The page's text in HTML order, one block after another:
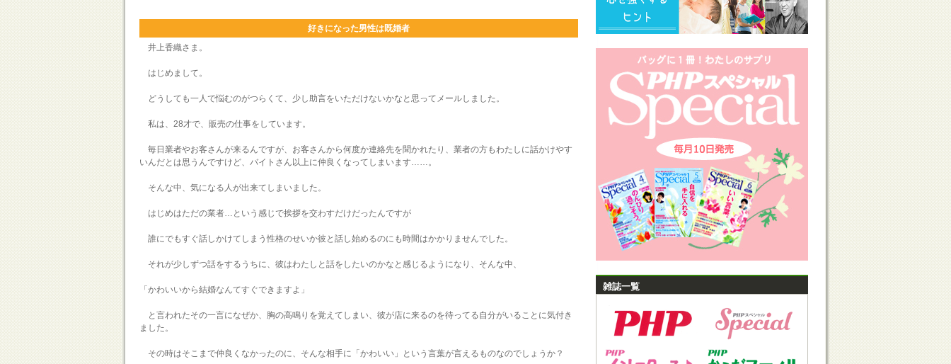
好きになった男性は既婚者
井上香織さま。
はじめまして。
どうしても一人で悩むのがつらくて、少し助言をいただけないかなと思ってメールしました。
私は、28才で、販売の仕事をしています。
毎日業者やお客さんが来るんですが、お客さんから何度か連絡先を聞かれたり、業者の方もわたしに話かけやす
いんだとは思うんですけど、バイトさん以上に仲良くなってしまいます……。
そんな中、気になる人が出来てしまいました。
はじめはただの業者…という感じで挨拶を交わすだけだったんですが
誰にでもすぐ話しかけてしまう性格のせいか彼と話し始めるのにも時間はかかりませんでした。
それが少しずつ話をするうちに、彼はわたしと話をしたいのかなと感じるようになり、そんな中、
「かわいいから結婚なんてすぐできますよ」
と言われたその一言になぜか、胸の高鳴りを覚えてしまい、彼が店に来るのを待ってる自分がいることに気付き
ました。
その時はそこまで仲良くなかったのに、そんな相手に「かわいい」という言葉が言えるものなのでしょうか？
雑誌一覧